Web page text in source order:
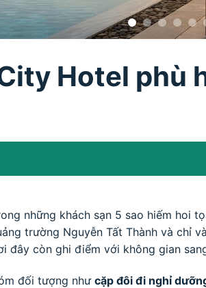
Hotel phù
những khách sạn 5 sao hiếm hoi
trường Nguyễn Tất Thành và chỉ
đây còn ghi điểm với không gian
đối tượng như cặp đôi đi nghỉ